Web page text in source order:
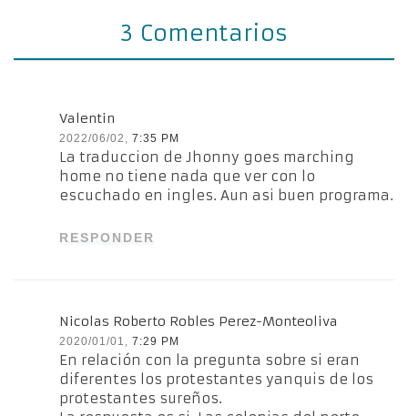
3 Comentarios
Valentin
2022/06/02, 7:35 PM
La traduccion de Jhonny goes marching
home no tiene nada que ver con lo
escuchado en ingles. Aun asi buen programa.
RESPONDER
Nicolas Roberto Robles Perez-Monteoliva
2020/01/01, 7:29 PM
En relación con la pregunta sobre si eran
diferentes los protestantes yanquis de los
protestantes sureños.